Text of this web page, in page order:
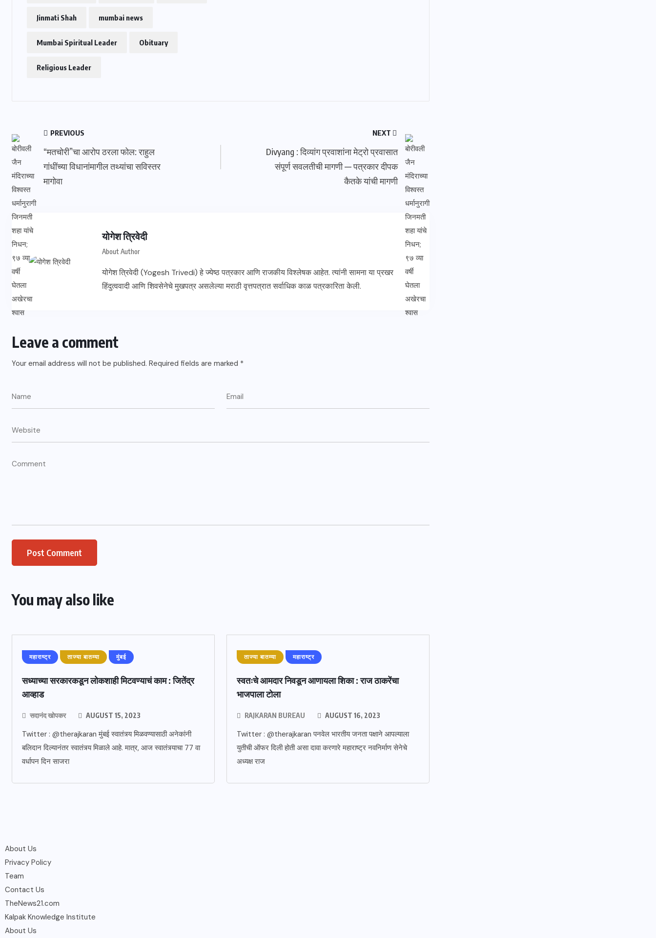
Jinmati Shah mumbai news
Mumbai Spiritual Leader Obituary
Religious Leader
PREVIOUS
“मतचोरी”चा आरोप ठरला फोल: राहुल
गांधींच्या विधानांमागील तथ्यांचा सविस्तर
मागोवा
NEXT
Divyang : दिव्यांग प्रवाशांना मेट्रो प्रवासात
संपूर्ण सवलतीची मागणी — पत्रकार दीपक
कैतके यांची मागणी
योगेश त्रिवेदी
About Author
योगेश त्रिवेदी (Yogesh Trivedi) हे ज्येष्ठ पत्रकार आणि राजकीय विश्लेषक आहेत. त्यांनी सामना या प्रखर
हिंदुत्ववादी आणि शिवसेनेचे मुखपत्र असलेल्या मराठी वृत्तपत्रात सर्वाधिक काळ पत्रकारिता केली.
Leave a comment
Your email address will not be published. Required fields are marked *
You may also like
महाराष्ट्र ताज्या बातम्या मुंबई
सध्याच्या सरकारकडून लोकशाही मिटवण्याचं काम : जितेंद्र
आव्हाड
सदानंद खोपकर AUGUST 15, 2023
Twitter : @therajkaran मुंबई स्वातंत्र्य मिळवण्यासाठी अनेकांनी
बलिदान दिल्यानंतर स्वातंत्र्य मिळाले आहे. मात्र, आज स्वातंत्र्याचा 77 वा
वर्धापन दिन साजरा
ताज्या बातम्या महाराष्ट्र
स्वतःचे आमदार निवडून आणायला शिका : राज ठाकरेंचा
भाजपाला टोला
RAJKARAN BUREAU AUGUST 16, 2023
Twitter : @therajkaran पनवेल भारतीय जनता पक्षाने आपल्याला
युतीची ऑफर दिली होती असा दावा करणारे महाराष्ट्र नवनिर्माण सेनेचे
अध्यक्ष राज
About Us
Privacy Policy
Team
Contact Us
TheNews21.com
Kalpak Knowledge Institute
About Us